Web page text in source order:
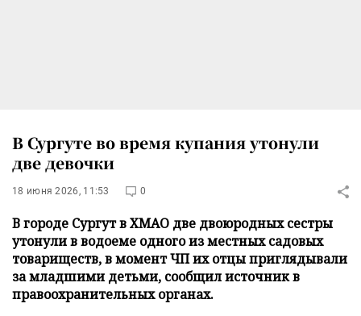
В Сургуте во время купания утонули
две девочки
18 июня 2026, 11:53 0
В городе Сургут в ХМАО две двоюродных сестры
утонули в водоеме одного из местных садовых
товариществ, в момент ЧП их отцы приглядывали
за младшими детьми, сообщил источник в
правоохранительных органах.